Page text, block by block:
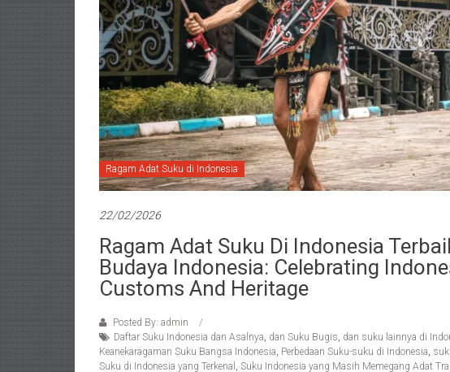
Ragam Adat Suku di Indonesia
22/02/2026
Ragam Adat Suku Di Indonesia
Budaya Indonesia: Celebrating
Customs And Heritage
Posted By: admin
Daftar Suku Indonesia dan Asalnya, dan Suku Bugis, dan suku lainnya di
Keanekaragaman Suku Bangsa Indonesia, Perbedaan Suku-suku di Indonesia,
Suku di Indonesia yang Terkenal , Suku Indonesia yang Masih Memegang Adat